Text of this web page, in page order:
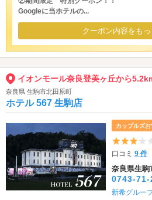
Googleに当ホテルの...
クーポン内容をも
イオンモール奈良登美ヶ丘から
奈良県 生駒市北田原町
ホテル 567 生駒店
カップルズ
口コミ9 件
奈良県生駒
0743-71-
新希グルー